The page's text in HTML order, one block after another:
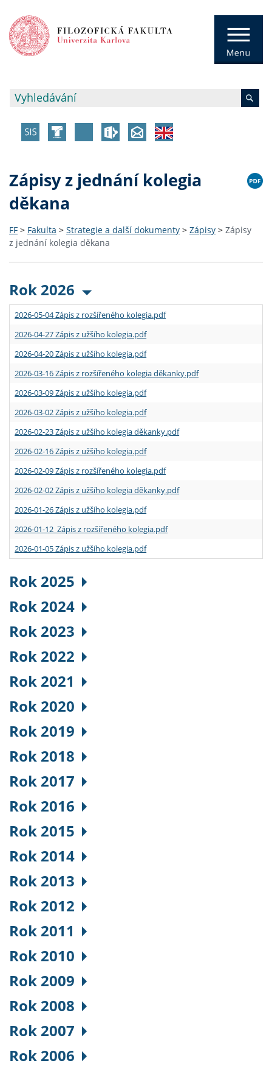
Zápisy z jednání kolegia
děkana
FF > Fakulta > Strategie a další dokumenty > Zápisy > Zápisy
z jednání kolegia děkana
Rok 2026
2026-05-04 Zápis z rozšířeného kolegia.pdf
2026-04-27 Zápis z užšího kolegia.pdf
2026-04-20 Zápis z užšího kolegia.pdf
2026-03-16 Zápis z rozšířeného kolegia děkanky.pdf
2026-03-09 Zápis z užšího kolegia.pdf
2026-03-02 Zápis z užšího kolegia.pdf
2026-02-23 Zápis z užšího kolegia děkanky.pdf
2026-02-16 Zápis z užšího kolegia.pdf
2026-02-09 Zápis z rozšířeného kolegia.pdf
2026-02-02 Zápis z užšího kolegia děkanky.pdf
2026-01-26 Zápis z užšího kolegia.pdf
2026-01-12 Zápis z rozšířeného kolegia.pdf
2026-01-05 Zápis z užšího kolegia.pdf
Rok 2025
Rok 2024
Rok 2023
Rok 2022
Rok 2021
Rok 2020
Rok 2019
Rok 2018
Rok 2017
Rok 2016
Rok 2015
Rok 2014
Rok 2013
Rok 2012
Rok 2011
Rok 2010
Rok 2009
Rok 2008
Rok 2007
Rok 2006